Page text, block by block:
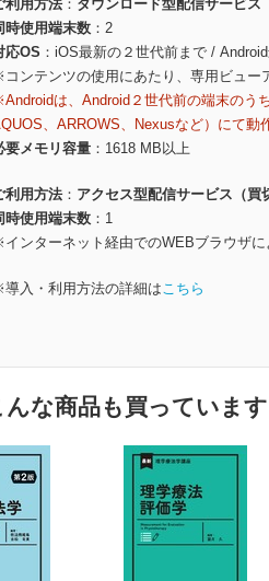
利用方法
ダウンロード型配信サービス
時使用端末数
2
応OS
iOS最新の２世代前まで /
ンテンツの使用にあたり、専用ビュー
は、Android２世代前の端末のう
、ARROWS、Nexusなど）にて動
要メモリ容量
1618 MB以上
利用方法
アクセス型配信サービス（買
時使用端末数
1
ンターネット経由でのWEBブラウザに
入・利用方法の詳細はこちら
な商品も買っています